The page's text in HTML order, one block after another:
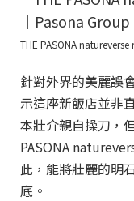
THE PASONA
針對外界的美麗誤
示這座新飯店並非
本壯介親自操刀，
PASONA
此，能將壯麗的明
底。